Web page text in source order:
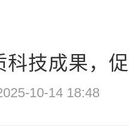
科技成果，
10-14 18:48